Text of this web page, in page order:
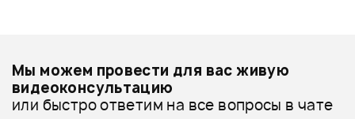
ХИТ 7%
Стойки для акустических систем - дешевле
Стойки для акустических систем - дороже
Мы можем провести для вас живую
видеоконсультацию
или быстро ответим на все вопросы в чате